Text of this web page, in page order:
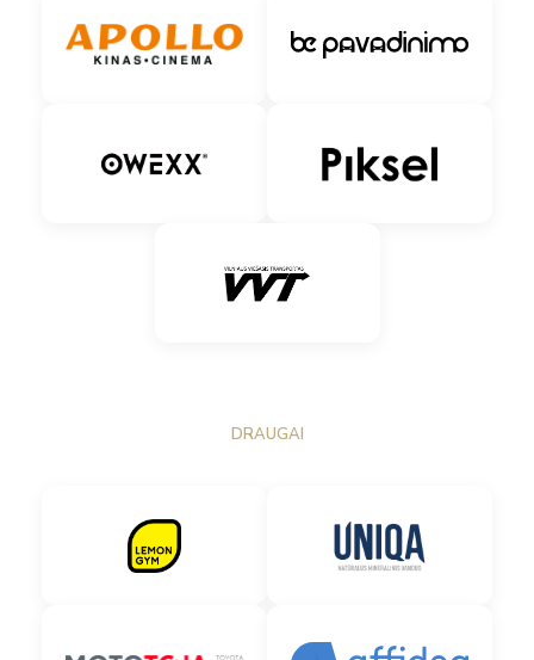
DRAUGAI